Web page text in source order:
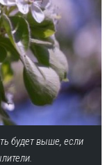
будет выше, если